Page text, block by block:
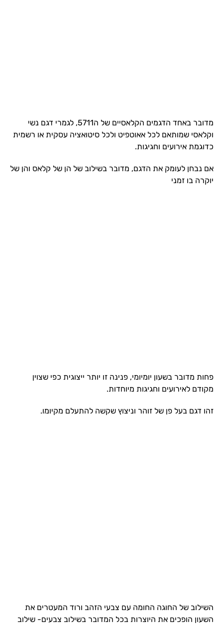
מדובר באחד הדגמים הקלאסיים של ה5711, לגמרי דגם נשי
וקלאסי שמותאם לכל אאוטפיט ולכל סיטואציה עסקית או רשמית
כדוגמת אירועים וחגיגות.
אם נבחן לעומק את הדגם, מדובר בשילוב של הן של קלאס והן של
יוקרה בו זמני
פחות מדובר בשעון יומיומי, פנינה זו יותר ייצוגית כפי שצוין
מקודם לאירועים וחגיגות מיוחדות.
זהו דגם בעל פן של זוהר וניצוץ שקשה להתעלם מקיומו.
השילוב של החוגה החומה עם צבעי הזהב ורוד המעטרים את
השעון הופכים את היוצרות בכל המדובר בשילוב צבעים- שילוב